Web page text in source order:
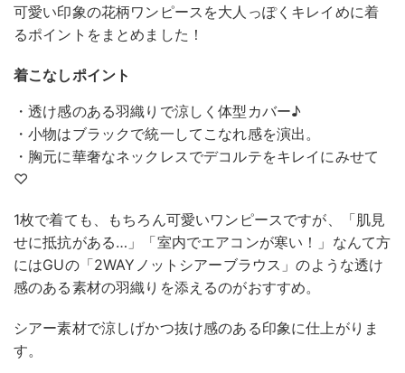
可愛い印象の花柄ワンピースを大人っぽくキレイめに着
るポイントをまとめました！
着こなしポイント
・透け感のある羽織りで涼しく体型カバー♪
・小物はブラックで統一してこなれ感を演出。
・胸元に華奢なネックレスでデコルテをキレイにみせて
♡
1枚で着ても、もちろん可愛いワンピースですが、「肌見
せに抵抗がある…」「室内でエアコンが寒い！」なんて方
にはGUの「2WAYノットシアーブラウス」のような透け
感のある素材の羽織りを添えるのがおすすめ。
シアー素材で涼しげかつ抜け感のある印象に仕上がりま
す。